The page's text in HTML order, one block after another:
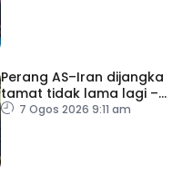
Perang AS–Iran dijangka
tamat tidak lama lagi –
Trump
7 Ogos 2026 9:11 am